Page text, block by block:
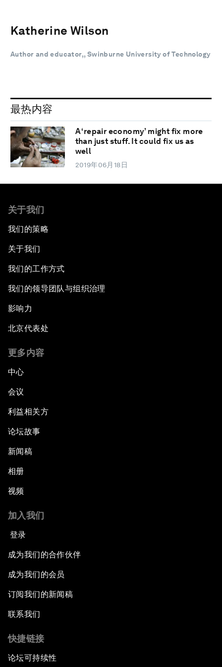
Katherine Wilson
Author and educator,, Swinburne University of Technology
最热内容
A ‘repair economy’ might fix more
than just stuff. It could fix us as
well
2019年06月18日
关于我们
我们的策略
关于我们
我们的工作方式
我们的领导团队与组织治理
影响力
北京代表处
更多内容
中心
会议
利益相关方
论坛故事
新闻稿
相册
视频
加入我们
登录
成为我们的合作伙伴
成为我们的会员
订阅我们的新闻稿
联系我们
快捷链接
论坛可持续性